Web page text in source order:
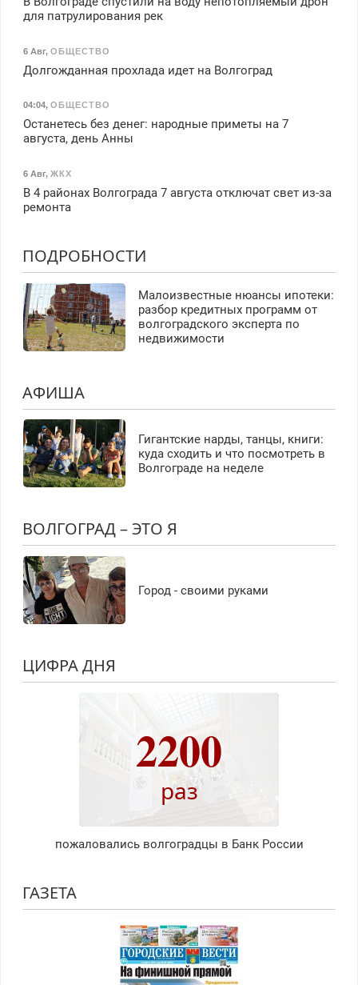
для патрулирования рек
6 Авг, ОБЩЕСТВО
Долгожданная прохлада идет на Волгоград
04:04, ОБЩЕСТВО
Останетесь без денег: народные приметы на 7
августа, день Анны
6 Авг, ЖКХ
В 4 районах Волгограда 7 августа отключат свет из-за
ремонта
ПОДРОБНОСТИ
Малоизвестные нюансы ипотеки:
разбор кредитных программ от
волгоградского эксперта по
недвижимости
АФИША
Гигантские нарды, танцы, книги:
куда сходить и что посмотреть в
Волгограде на неделе
ВОЛГОГРАД – ЭТО Я
Город - своими руками
ЦИФРА ДНЯ
2200
раз
пожаловались волгоградцы в Банк России
ГАЗЕТА